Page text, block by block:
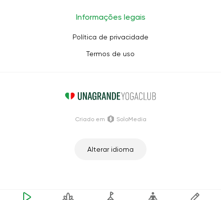
Informações legais
Política de privacidade
Termos de uso
Alterar idioma
Criado em SoloMedia